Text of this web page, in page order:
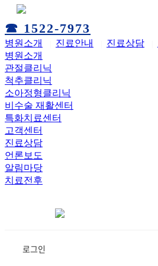
☎ 1522-7973
병원소개 진료안내 진료상담
병원소개
관절클리닉
척추클리닉
소아정형클리닉
비수술 재활센터
특화치료센터
고객센터
진료상담
언론보도
알림마당
치료전후
로그인